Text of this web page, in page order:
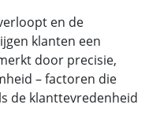
en de
klanten een
door precisie,
– factoren die
de klanttevredenheid